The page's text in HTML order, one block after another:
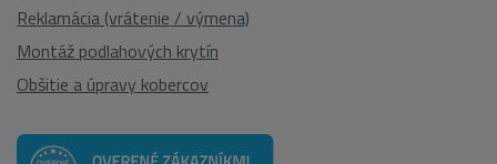
Reklamácia (vrátenie / výmena)
Montáž podlahových krytín
Obšitie a úpravy kobercov